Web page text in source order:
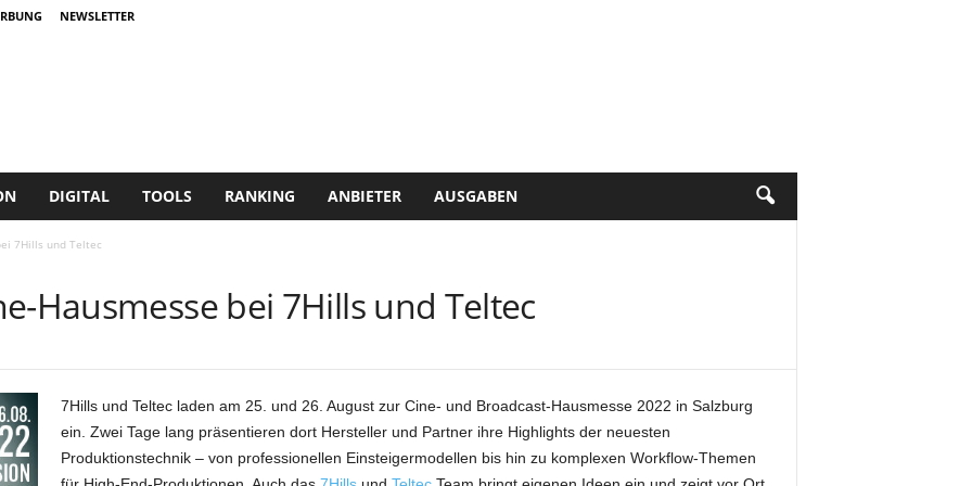
NEWSLETTER
DIGITAL TOOLS RANKING ANBIETER AUSGABEN
7Hills und Teltec
Hausmesse bei 7Hills und Teltec
7Hills und Teltec laden am 25. und 26. August zur Cine- und Broadcast-Hausmesse 2022 in Salzburg
ein. Zwei Tage lang präsentieren dort Hersteller und Partner ihre Highlights der neuesten
Produktionstechnik – von professionellen Einsteigermodellen bis hin zu komplexen Workflow-Themen